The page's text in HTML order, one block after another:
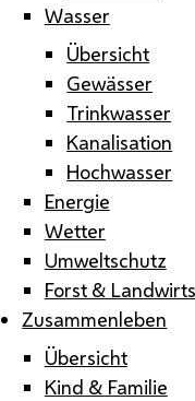
Wasser
Übersicht
Gewässer
Trinkwasser
Kanalisation
Hochwasser
Energie
Wetter
Umweltschutz
Forst &
Zusammenleben
Übersicht
Kind & Familie